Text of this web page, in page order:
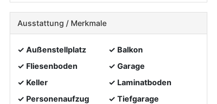
Ausstattung / Merkmale
✓ Außenstellplatz
✓ Balkon
✓ Fliesenboden
✓ Garage
✓ Keller
✓ Laminatboden
✓ Personenaufzug
✓ Tiefgarage